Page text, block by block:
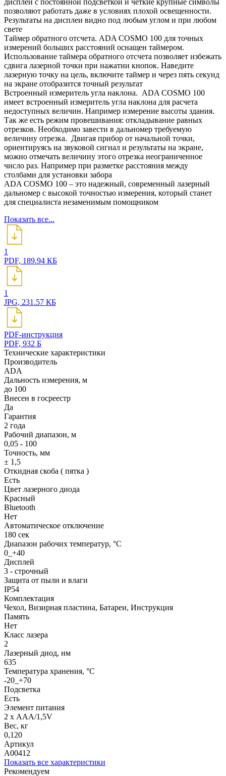
позволяют работать даже в условиях плохой освещенности.
Результаты на дисплеи видно под любым углом и при любом
свете
Таймер обратного отсчета. ADA COSMO 100 для точных
измерений больших расстояний оснащен таймером.
Использование таймера обратного отсчета позволяет избежать
сдвига лазерной точки при нажатии кнопок. Наведите
лазерную точку на цель, включите таймер и через пять секунд
на экране отобразится точный результат
Встроенный измеритель угла наклона. ADA COSMO 100
имеет встроенный измеритель угла наклона для расчета
недоступных величин. Например измерение высоты здания.
Так же есть режим провешивания: откладывание равных
отрезков. Необходимо завести в дальномер требуемую
величину отрезка. Двигая прибор от начальной точки,
ориентируясь на звуковой сигнал и результаты на экране,
можно отмечать величину этого отрезка неограниченное
число раз. Например при разметке расстояния между
столбами для установки забора
ADA COSMO 100 – это надежный, современный лазерный
дальномер с высокой точностью измерения, который станет
для специалиста незаменимым помощником
Показать все...
1
PDF, 189.94 КБ
1
JPG, 231.57 КБ
PDF-инструкция
PDF, 932 Б
Технические характеристики
Производитель
ADA
Дальность измерения, м
до 100
Внесен в госреестр
Да
Гарантия
2 года
Рабочий диапазон, м
0,05 - 100
Точность, мм
± 1,5
Откидная скоба ( пятка )
Есть
Цвет лазерного диода
Красный
Bluetooth
Нет
Автоматическое отключение
180 сек
Диапазон рабочих температур, °С
0_+40
Дисплей
3 - строчный
Защита от пыли и влаги
IP54
Комплектация
Чехол, Визирная пластина, Батареи, Инструкция
Память
Нет
Класс лазера
2
Лазерный диод, нм
635
Температура хранения, °C
-20_+70
Подсветка
Есть
Элемент питания
2 x ААА/1,5V
Вес, кг
0,120
Артикул
А00412
Показать все характеристики
Рекомендуем